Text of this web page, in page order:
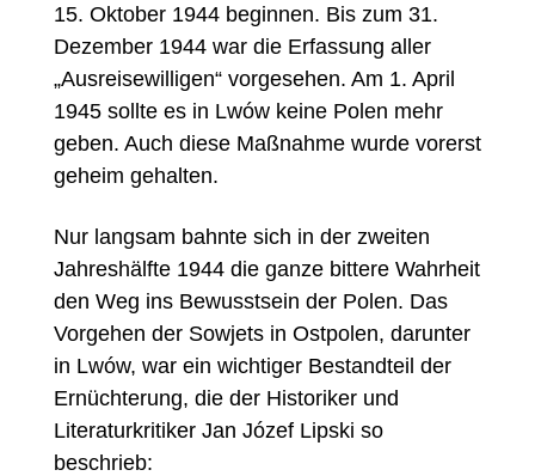
15. Oktober 1944 beginnen. Bis zum 31.
Dezember 1944 war die Erfassung aller
„Ausreisewilligen“ vorgesehen. Am 1. April
1945 sollte es in Lwów keine Polen mehr
geben. Auch diese Maßnahme wurde vorerst
geheim gehalten.
Nur langsam bahnte sich in der zweiten
Jahreshälfte 1944 die ganze bittere Wahrheit
den Weg ins Bewusstsein der Polen. Das
Vorgehen der Sowjets in Ostpolen, darunter
in Lwów, war ein wichtiger Bestandteil der
Ernüchterung, die der Historiker und
Literaturkritiker Jan Józef Lipski so
beschrieb: